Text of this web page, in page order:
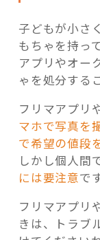
子どもが小さ
もちゃを持っ
アプリやオー
ゃを処分する
フリマアプリ
マホで写真を
で希望の値段
しかし個人間
には要注意で
フリマアプリ
きは、トラブ